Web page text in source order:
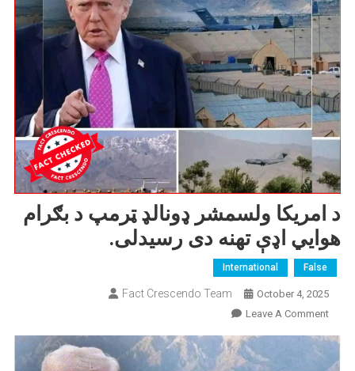
د امریکا ولسمشر ډونالډ ټرمپ د بګرام
هوايي اډې تهنه دی رسیدلی.
False
International
October 4, 2025
Fact Crescendo Team
Leave A Comment
On
امریکا
ولسمشر